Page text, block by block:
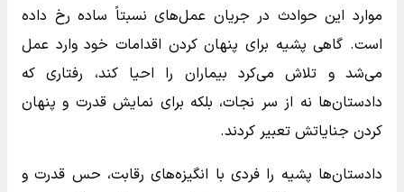
موارد این حوادث در جریان عمل‌های نسبتاً ساده رخ داده
است. گاهی پشیه برای پنهان کردن اقدامات خود وارد عمل
می‌شد و تلاش می‌کرد بیماران را احیا کند، رفتاری که
دادستان‌ها نه از سر نجات، بلکه برای نمایش قدرت و پنهان
کردن جنایاتش تعبیر کردند.
دادستان‌ها پشیه را فردی با انگیزه‌های رقابت، حس قدرت و